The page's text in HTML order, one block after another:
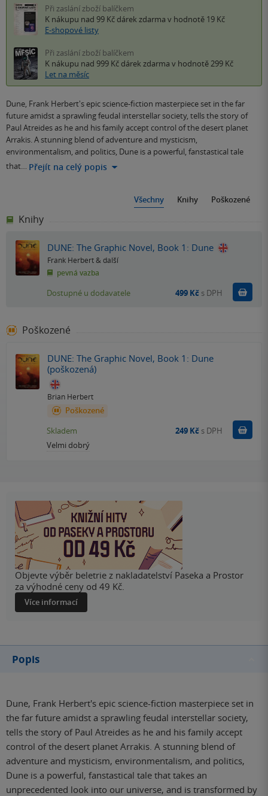
Při zaslání zboží balíčkem
K nákupu nad 99 Kč dárek zdarma v hodnotě 19 Kč
E-shopové listy
Při zaslání zboží balíčkem
K nákupu nad 999 Kč dárek zdarma v hodnotě 299 Kč
Let na měsíc
Dune, Frank Herbert's epic science-fiction masterpiece set in the far
future amidst a sprawling feudal interstellar society, tells the story of
Paul Atreides as he and his family accept control of the desert planet
Arrakis. A stunning blend of adventure and mysticism,
environmentalism, and politics, Dune is a powerful, fanstastical tale
that… Přejít na celý popis
Všechny Knihy Poškozené
Knihy
DUNE: The Graphic Novel, Book 1: Dune
Frank Herbert& další
pevná vazba
Dostupné u dodavatele 499 Kč s DPH
Poškozené
DUNE: The Graphic Novel, Book 1: Dune
(poškozená)
Brian Herbert
Poškozené
Velmi dobrý
Skladem 249 Kč s DPH
Objevte výběr beletrie z nakladatelství Paseka a Prostor
za výhodné ceny od 49 Kč.
Více informací
Popis
Dune, Frank Herbert's epic science-fiction masterpiece set in
the far future amidst a sprawling feudal interstellar society,
tells the story of Paul Atreides as he and his family accept
control of the desert planet Arrakis. A stunning blend of
adventure and mysticism, environmentalism, and politics,
Dune is a powerful, fanstastical tale that takes an
unprecedented look into our universe, and is transformed by